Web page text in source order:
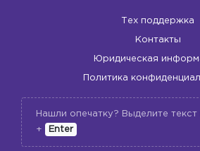
Тех поддержка
Контакты
Юридическая
Политика
Нашли опечатку? Выделите
+
Enter